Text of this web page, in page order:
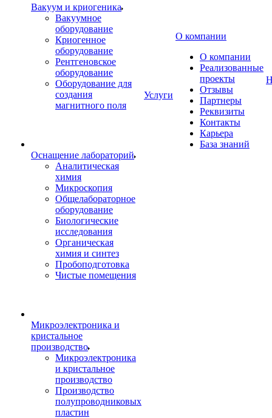
Вакуум и криогеника
Вакуумное
оборудование
Криогенное
оборудование
Рентгеновское
оборудование
Оборудование для
создания
магнитного поля
Оснащение лабораторий
Аналитическая
химия
Микроскопия
Общелабораторное
оборудование
Биологические
исследования
Органическая
химия и синтез
Пробоподготовка
Чистые помещения
Микроэлектроника и
кристальное
производство
Микроэлектроника
и кристальное
производство
Производство
полупроводниковых
пластин
Услуги
О компании
О компании
Реализованные
проекты
Отзывы
Партнеры
Реквизиты
Контакты
Карьера
База знаний